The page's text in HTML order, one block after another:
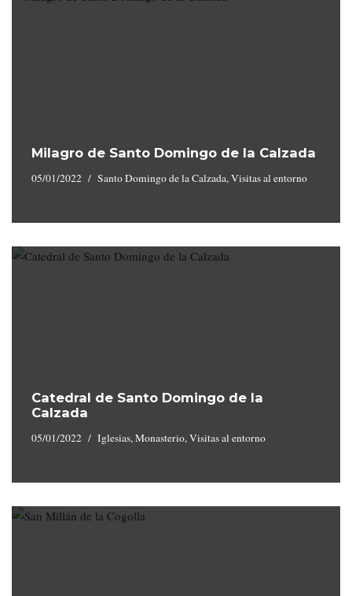
Milagro de Santo Domingo de la Calzada
05/01/2022 Santo Domingo de la Calzada,Visitas al entorno
Catedral de Santo Domingo de la
Calzada
05/01/2022 Iglesias,Monasterio,Visitas al entorno